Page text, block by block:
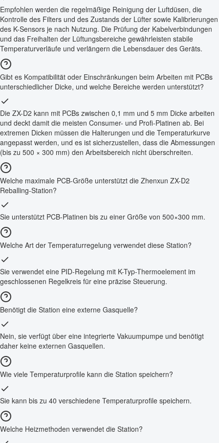
Empfohlen werden die regelmäßige Reinigung der Luftdüsen, die
Kontrolle des Filters und des Zustands der Lüfter sowie Kalibrierungen
des K-Sensors je nach Nutzung. Die Prüfung der Kabelverbindungen
und das Freihalten der Lüftungsbereiche gewährleisten stabile
Temperaturverläufe und verlängern die Lebensdauer des Geräts.
Gibt es Kompatibilität oder Einschränkungen beim Arbeiten mit PCBs
unterschiedlicher Dicke, und welche Bereiche werden unterstützt?
Die ZX-D2 kann mit PCBs zwischen 0,1 mm und 5 mm Dicke arbeiten
und deckt damit die meisten Consumer- und Profi-Platinen ab. Bei
extremen Dicken müssen die Halterungen und die Temperaturkurve
angepasst werden, und es ist sicherzustellen, dass die Abmessungen
(bis zu 500 × 300 mm) den Arbeitsbereich nicht überschreiten.
Welche maximale PCB-Größe unterstützt die Zhenxun ZX-D2
Reballing-Station?
Sie unterstützt PCB-Platinen bis zu einer Größe von 500×300 mm.
Welche Art der Temperaturregelung verwendet diese Station?
Sie verwendet eine PID-Regelung mit K-Typ-Thermoelement im
geschlossenen Regelkreis für eine präzise Steuerung.
Benötigt die Station eine externe Gasquelle?
Nein, sie verfügt über eine integrierte Vakuumpumpe und benötigt
daher keine externen Gasquellen.
Wie viele Temperaturprofile kann die Station speichern?
Sie kann bis zu 40 verschiedene Temperaturprofile speichern.
Welche Heizmethoden verwendet die Station?